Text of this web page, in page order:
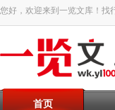
您好，欢迎来到一览文库！找
首页